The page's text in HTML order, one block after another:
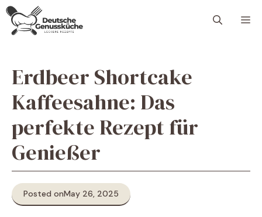
Skip
content
Erdbeer Shortcake
Kaffeesahne: Das
perfekte Rezept für
Genießer
Posted onMay 26, 2025